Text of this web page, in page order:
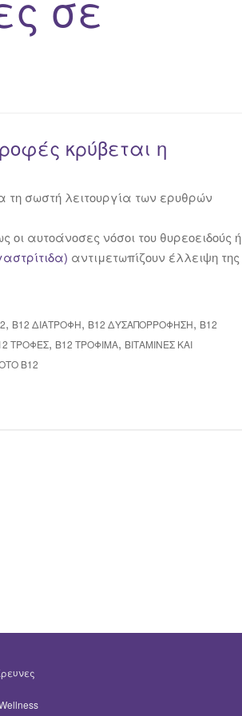
κρύβεται η
τη σωστή λειτουργία των ερυθρών
αυτοάνοσες νόσοι του θυρεοειδούς ή
αντιμετωπίζουν έλλειψη της
, Β12 ΔΙΑΤΡΟΦΉ, Β12 ΔΥΣΑΠΟΡΡΌΦΗΣΗ, Β12
ΤΡΟΦΈΣ, Β12 ΤΡΌΦΙΜΑ, ΒΙΤΑΜΊΝΕΣ ΚΑΙ
Β12